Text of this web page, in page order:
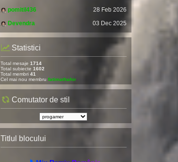
pomitil436
28 Feb 2026
Devendra
03 Dec 2025
Statistici
Total mesaje 1714
Total subiecte 1602
Total membri 41
Cel mai nou membru fatimathahir
Comutator de stil
Titlul blocului